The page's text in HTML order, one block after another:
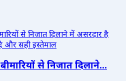
से निजात दिलाने...